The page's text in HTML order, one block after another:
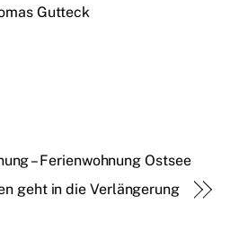
Gutteck
– Ferienwohnung Ostsee
geht in die Verlängerung